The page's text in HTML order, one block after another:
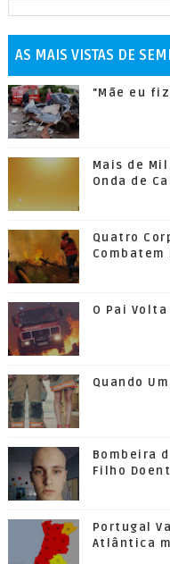
AS MAIS VISTAS DE
"Mãe eu
Mais de
Onda de
Quatro
O Pai
Quando
Bombeira
Filho
Portugal
Atlântica